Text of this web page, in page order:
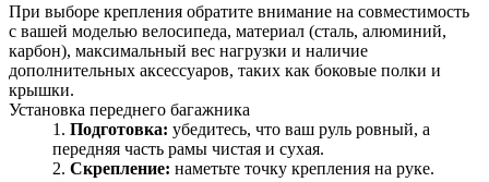
При выборе крепления обратите внимание на совместимость
с вашей моделью велосипеда, материал (сталь, алюминий,
карбон), максимальный вес нагрузки и наличие
дополнительных аксессуаров, таких как боковые полки и
крышки.
Установка переднего багажника
Подготовка: убедитесь, что ваш руль ровный, а
передняя часть рамы чистая и сухая.
Скрепление: наметьте точку крепления на руке.